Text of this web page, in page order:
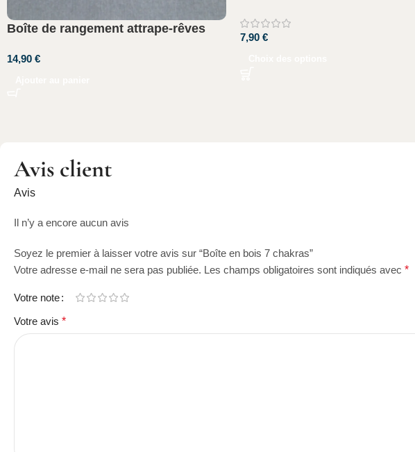
Boîte de rangement attrape-rêves
14,90 €
7,90 €
Avis client
Avis
Il n’y a encore aucun avis
Soyez le premier à laisser votre avis sur “Boîte en bois 7 chakras”
Votre adresse e-mail ne sera pas publiée. Les champs obligatoires sont indiqués avec *
Votre note
Votre avis *